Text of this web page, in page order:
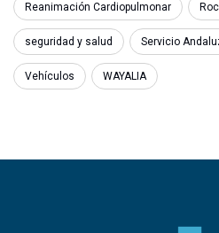
Reanimación Cardiopulmonar
seguridad y salud Servicio
Vehículos WAYALIA